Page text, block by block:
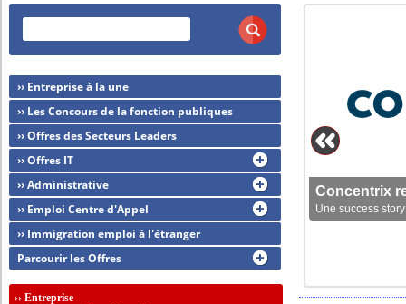
Concentrix
Une success
›› Entreprise à la une
›› Les Concours de la fonction publiques
›› Offres des Secteurs Leaders
›› Offres IT
›› Administrative
›› Emploi Centre d'Appel
›› Immigration emploi à l'étranger
Parcourir les Offres
››Entreprise